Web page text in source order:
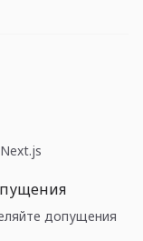
допущения